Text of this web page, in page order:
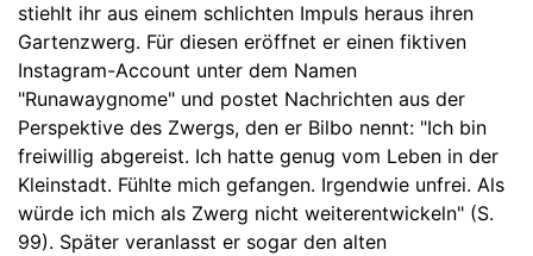
stiehlt ihr aus einem schlichten Impuls heraus ihren
Gartenzwerg. Für diesen eröffnet er einen fiktiven
Instagram-Account unter dem Namen
"Runawaygnome" und postet Nachrichten aus der
Perspektive des Zwergs, den er Bilbo nennt: "Ich bin
freiwillig abgereist. Ich hatte genug vom Leben in der
Kleinstadt. Fühlte mich gefangen. Irgendwie unfrei. Als
würde ich mich als Zwerg nicht weiterentwickeln" (S.
99). Später veranlasst er sogar den alten